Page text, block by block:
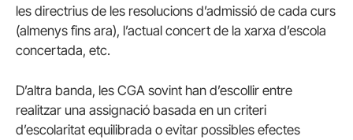
les directrius de les resolucions d’admissió de cada curs
(almenys fins ara), l’actual concert de la xarxa d’escola
concertada, etc.
D’altra banda, les CGA sovint han d’escollir entre
realitzar una assignació basada en un criteri
d’escolaritat equilibrada o evitar possibles efectes